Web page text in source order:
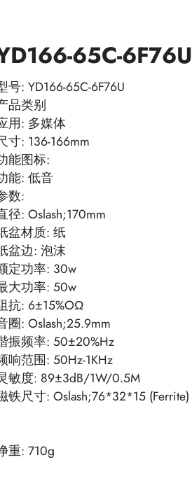
65C-6F76U
号: YD166-65C-6F76U
品类别
用: 多媒体
寸: 136-166mm
能图标:
能: 低音
数:
径: Oslash;170mm
盆材质: 纸
盆边: 泡沫
定功率: 30w
大功率: 50w
抗: 6±15%OΩ
圈: Oslash;25.9mm
振频率: 50±20%Hz
响范围: 50Hz-1KHz
敏度: 89±3dB/1W/0.5M
铁尺寸: Oslash;76*32*15 (Ferrite)
重: 710g